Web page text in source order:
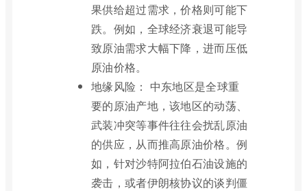
果供给超过需求，价格则可能下
跌。例如，全球经济衰退可能导
致原油需求大幅下降，进而压低
原油价格。
地缘风险： 中东地区是全球重
要的原油产地，该地区的动荡、
武装冲突等事件往往会扰乱原油
的供应，从而推高原油价格。例
如，针对沙特阿拉伯石油设施的
袭击，或者伊朗核协议的谈判僵